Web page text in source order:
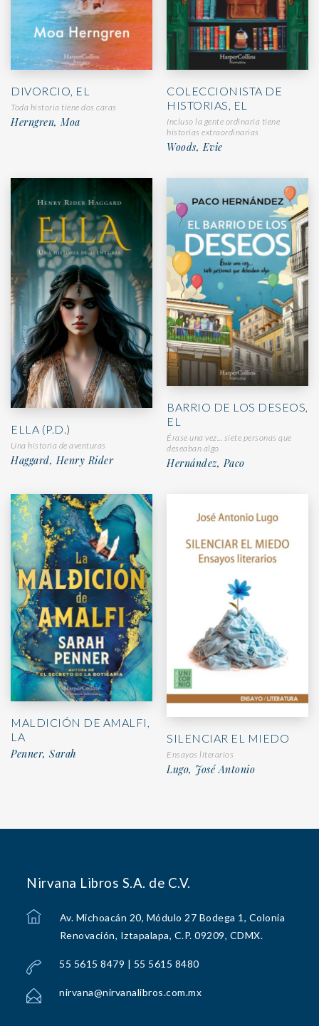
DIVORCIO, EL
Toda historia tiene dos caras
Herngren, Moa
COLECCIONISTA DE
HISTORIAS, EL
Incluso la gente ordinaria tiene
historias extraordinarias
Woods, Evie
ELLA (P.D.)
Una historia de aventuras
Haggard, Henry Rider
BARRIO DE LOS DESEOS,
EL
Érase una vez... siete personas que
deseaban algo
Hernández, Paco
MALDICIÓN DE AMALFI,
LA
Penner, Sarah
SILENCIAR EL MIEDO
Ensayos literarios
Lugo, José Antonio
Nirvana Libros S.A. de C.V.
Av. Michoacán 20, Módulo 27 Bodega 1, Colonia
Renovación, Iztapalapa, C.P. 09209, CDMX.
55 5615 8479 | 55 5615 8480
nirvana@nirvanalibros.com.mx